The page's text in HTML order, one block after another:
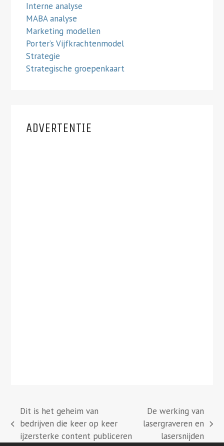
Interne analyse
MABA analyse
Marketing modellen
Porter’s Vijfkrachtenmodel
Strategie
Strategische groepenkaart
ADVERTENTIE
previous
post:
Dit is het geheim van
bedrijven die keer op keer
ijzersterke content publiceren
next
post:
De werking van
lasergraveren en
lasersnijden